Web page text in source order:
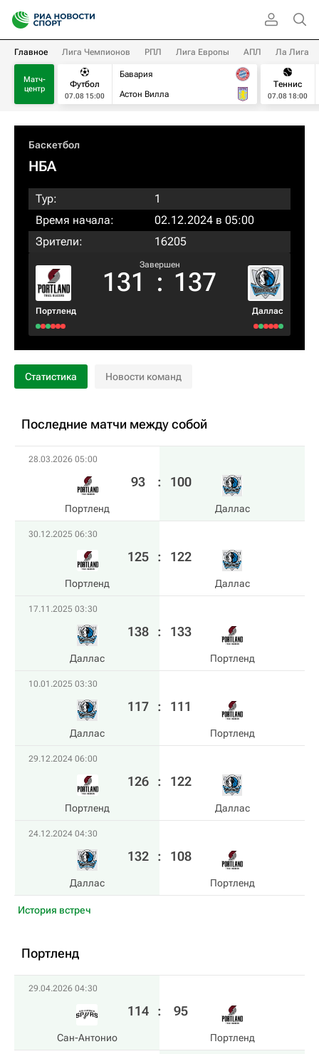
Главное Лига Чемпионов РПЛ Лига Европы АПЛ Ла Лига
Матч-
центр
Футбол
07.08 15:00
Бавария
Астон Вилла
Теннис
07.08 18:00
Баскетбол
НБА
Тур:
1
Время начала:
02.12.2024 в 05:00
Зрители:
16205
Портленд
Завершен
131 : 137
Даллас
Статистика Новости команд
Последние матчи между собой
28.03.2026 05:00
Портленд
93 : 100
Даллас
30.12.2025 06:30
Портленд
125 : 122
Даллас
17.11.2025 03:30
Даллас
138 : 133
Портленд
10.01.2025 03:30
Даллас
117 : 111
Портленд
29.12.2024 06:00
Портленд
126 : 122
Даллас
24.12.2024 04:30
Даллас
132 : 108
Портленд
История встреч
Портленд
29.04.2026 04:30
Сан-Антонио
114 : 95
Портленд